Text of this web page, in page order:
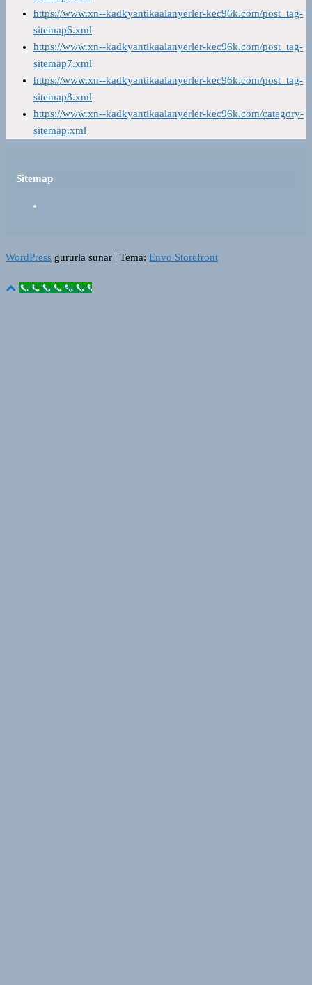
https://www.xn--kadkyantikaalanyerler-kec96k.com/post_tag-
sitemap6.xml
https://www.xn--kadkyantikaalanyerler-kec96k.com/post_tag-
sitemap7.xml
https://www.xn--kadkyantikaalanyerler-kec96k.com/post_tag-
sitemap8.xml
https://www.xn--kadkyantikaalanyerler-kec96k.com/category-
sitemap.xml
Sitemap
WordPress gururla sunar | Tema: Envo Storefront
Call Now Button